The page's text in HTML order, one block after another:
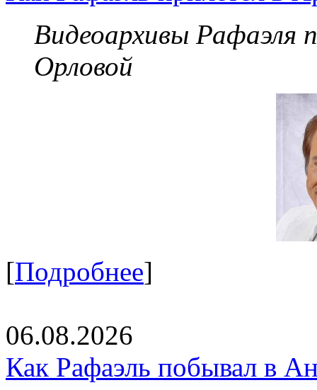
Видеоархивы Рафаэля
Орловой
[Подробнее]
06.08.2026
Как Рафаэль побывал в